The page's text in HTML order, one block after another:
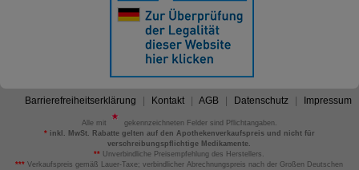
Barrierefreiheitserklärung Kontakt AGB Datenschutz Impressum
Alle mit
gekennzeichneten Felder sind Pflichtangaben.
*inkl. MwSt. Rabatte gelten auf den Apothekenverkaufspreis und nicht für
verschreibungspflichtige Medikamente.
** Unverbindliche Preisempfehlung des Herstellers.
*** Verkaufspreis gemäß Lauer-Taxe; verbindlicher Abrechnungspreis nach der Großen Deutschen